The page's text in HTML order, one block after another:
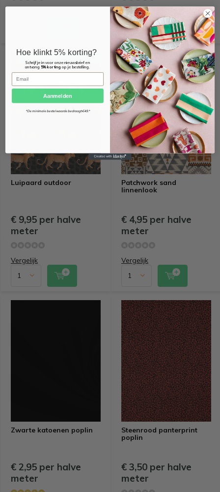
Vergelijk
Luipaard outdoor
OEKO-TEX KEURMERK
€ 9,95 per halve
meter
Vergelijk
Patchwork sand
linnenlook
OEKO-TEX KEURMERK
€ 4,95 per halve
meter
Vergelijk
Zwarte katoenen poplin
€ 2,95 per halve
meter
Steenrood panterprint
poplin
€ 3,50 per halve
meter
Hoe klinkt 5% korting?
Schrijf je in voor onze nieuwsbrief en
ontvang 5% kortingop je bestelling.
Email
Aanmelden
*De minimale bestelwaarde bedraagt €49.*